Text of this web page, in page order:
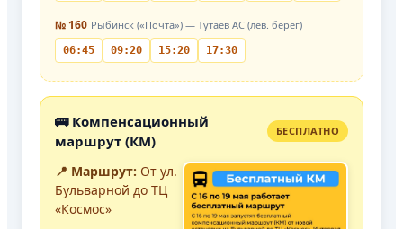
№ 160 Рыбинск («Почта») — Тутаев АС (лев. берег)
06:45 09:20 15:20 17:30
🚌 Компенсационный
маршрут (КМ)
БЕСПЛАТНО
📍 Маршрут: От ул.
Бульварной до ТЦ
«Космос»